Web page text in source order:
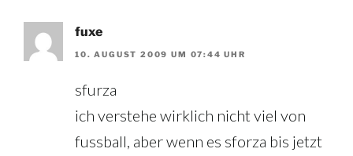
fuxe
10. AUGUST 2009 UM 07:44 UHR
sfurza
ich verstehe wirklich nicht viel von
fussball, aber wenn es sforza bis jetzt